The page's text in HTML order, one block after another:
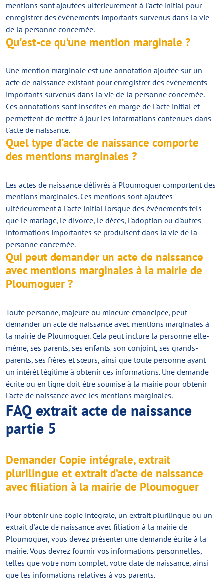
mentions sont ajoutées ultérieurement à l'acte initial pour
enregistrer des événements importants survenus dans la vie
de la personne concernée.
Qu'est-ce qu'une mention marginale ?
Une mention marginale est une annotation ajoutée sur un
acte de naissance existant pour enregistrer des événements
importants survenus dans la vie de la personne concernée.
Ces annotations sont inscrites en marge de l'acte initial et
permettent de mettre à jour les informations contenues dans
l'acte de naissance.
Quel type d'acte de naissance comporte
des mentions marginales ?
Les actes de naissance délivrés à Ploumoguer comportent des
mentions marginales. Ces mentions sont ajoutées
ultérieurement à l'acte initial lorsque des événements tels
que le mariage, le divorce, le décès, l'adoption ou d'autres
informations importantes se produisent dans la vie de la
personne concernée.
Qui peut demander un acte de naissance
avec mentions marginales à la mairie de
Ploumoguer ?
Toute personne, majeure ou mineure émancipée, peut
demander un acte de naissance avec mentions marginales à
la mairie de Ploumoguer. Cela peut inclure la personne elle-
même, ses parents, ses enfants, son conjoint, ses grands-
parents, ses frères et sœurs, ainsi que toute personne ayant
un intérêt légitime à obtenir ces informations. Une demande
écrite ou en ligne doit être soumise à la mairie pour obtenir
l'acte de naissance avec les mentions marginales.
FAQ extrait acte de naissance
partie 5
Demander Copie intégrale, extrait
plurilingue et extrait d’acte de naissance
avec filiation à la mairie de Ploumoguer
Pour obtenir une copie intégrale, un extrait plurilingue ou un
extrait d'acte de naissance avec filiation à la mairie de
Ploumoguer, vous devez présenter une demande écrite à la
mairie. Vous devrez fournir vos informations personnelles,
telles que votre nom complet, votre date de naissance, ainsi
que les informations relatives à vos parents.